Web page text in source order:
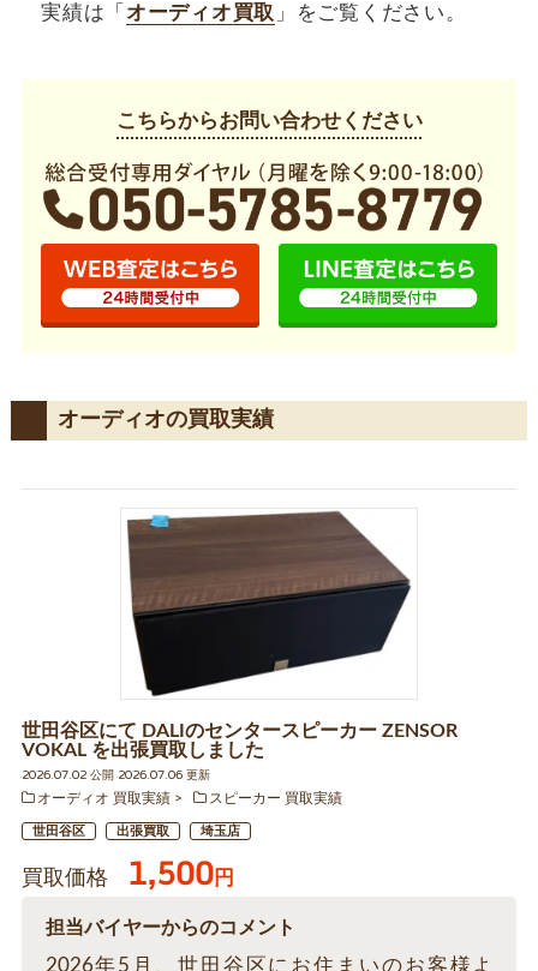
実績は「 オーディオ買取 」をご覧ください。
こちらからお問い合わせください
オーディオの買取実績
世田谷区にて DALIのセンタースピーカー ZENSOR
VOKAL を出張買取しました
2026.07.02 公開 2026.07.06 更新
オーディオ 買取実績
スピーカー 買取実績
世田谷区 出張買取 埼玉店
買取価格 1,500円
担当バイヤーからのコメント
2026年5月、世田谷区にお住まいのお客様よ